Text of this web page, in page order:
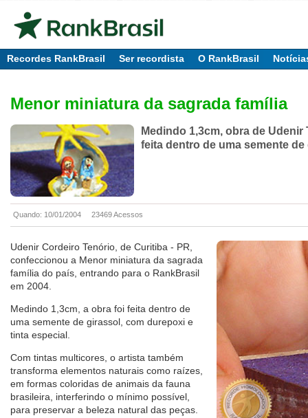
Recordes RankBrasil Ser recordista O RankBrasil
Menor miniatura da sagrada família
Medindo 1,3cm, obra de Udenir
feita dentro de uma semente
Quando: 10/01/2004 23469 Acessos
Udenir Cordeiro Tenório, de Curitiba - PR,
confeccionou a Menor miniatura da sagrada
família do país, entrando para o RankBrasil
em 2004.
Medindo 1,3cm, a obra foi feita dentro de
uma semente de girassol, com durepoxi e
tinta especial.
Com tintas multicores, o artista também
transforma elementos naturais como raízes,
em formas coloridas de animais da fauna
brasileira, interferindo o mínimo possível,
para preservar a beleza natural das peças.